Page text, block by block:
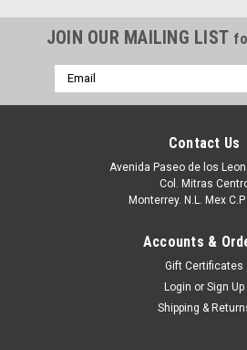
JOIN OUR MAILING LIST
Email
Address
Contact Us
Avenida Paseo de los
Col. Mitras
Monterrey. N.L. Mex
Accounts &
Gift Certificates
Login or Sign Up
Shipping &